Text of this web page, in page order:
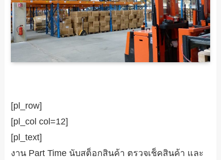
[pl_row]
[pl_col col=12]
[pl_text]
งาน Part Time นับสต็อกสินค้า ตรวจเช็คสินค้า และ